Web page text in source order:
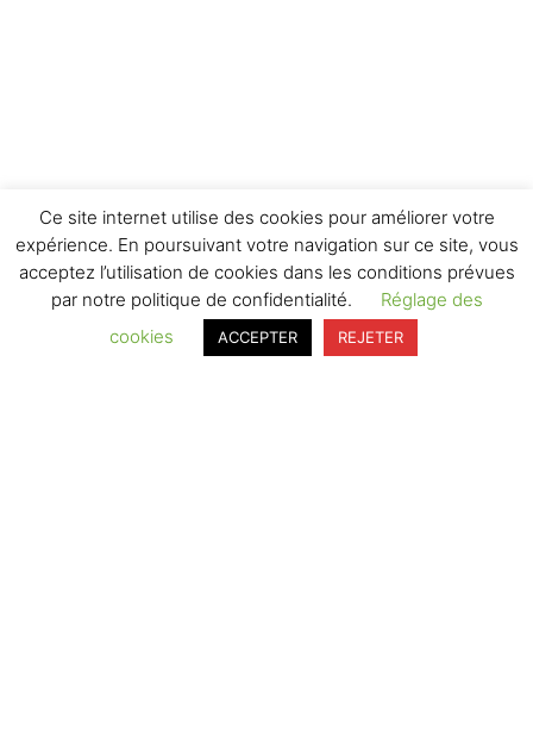
Ce site internet utilise des cookies pour améliorer votre
expérience. En poursuivant votre navigation sur ce site, vous
acceptez l’utilisation de cookies dans les conditions prévues
par notre politique de confidentialité.
Réglage des
cookies
ACCEPTER REJETER